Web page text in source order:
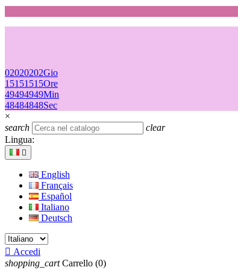
02020202Gio
15151515Ore
49494949Min
48484848Sec
×
search
clear
Lingua:

English
Français
Español
Italiano
Deutsch
 Accedi
shopping_cart Carrello (0)